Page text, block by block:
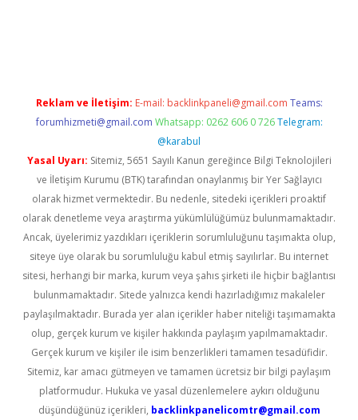
Reklam ve İletişim: E-mail: backlinkpaneli@gmail.com Teams:
forumhizmeti@gmail.com Whatsapp: 0262 606 0 726 Telegram:
@karabul
Yasal Uyarı: Sitemiz, 5651 Sayılı Kanun gereğince Bilgi Teknolojileri
ve İletişim Kurumu (BTK) tarafından onaylanmış bir Yer Sağlayıcı
olarak hizmet vermektedir. Bu nedenle, sitedeki içerikleri proaktif
olarak denetleme veya araştırma yükümlülüğümüz bulunmamaktadır.
Ancak, üyelerimiz yazdıkları içeriklerin sorumluluğunu taşımakta olup,
siteye üye olarak bu sorumluluğu kabul etmiş sayılırlar. Bu internet
sitesi, herhangi bir marka, kurum veya şahıs şirketi ile hiçbir bağlantısı
bulunmamaktadır. Sitede yalnızca kendi hazırladığımız makaleler
paylaşılmaktadır. Burada yer alan içerikler haber niteliği taşımamakta
olup, gerçek kurum ve kişiler hakkında paylaşım yapılmamaktadır.
Gerçek kurum ve kişiler ile isim benzerlikleri tamamen tesadüfidir.
Sitemiz, kar amacı gütmeyen ve tamamen ücretsiz bir bilgi paylaşım
platformudur. Hukuka ve yasal düzenlemelere aykırı olduğunu
düşündüğünüz içerikleri, backlinkpanelicomtr@gmail.com